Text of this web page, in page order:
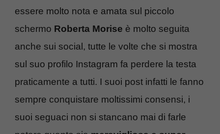
essere molto nota e amata sul piccolo
schermo Roberta Morise è molto seguita
anche sui social, tutte le volte che si mostra
sul suo profilo Instagram fa perdere la testa
praticamente a tutti. I suoi post infatti le fanno
sempre conquistare moltissimi consensi, i
suoi seguaci non si stancano mai di farle